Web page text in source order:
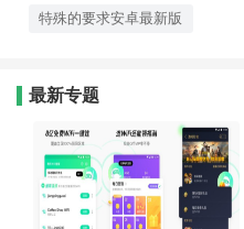
特殊的要求安卓最新版
最新专题